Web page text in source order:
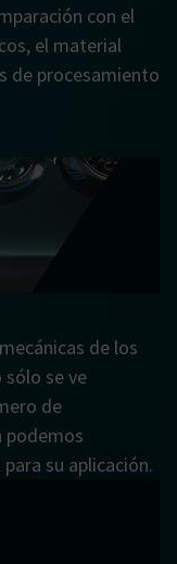
con el
el material
de procesamiento
de los
se ve
de
podemos
su aplicación.